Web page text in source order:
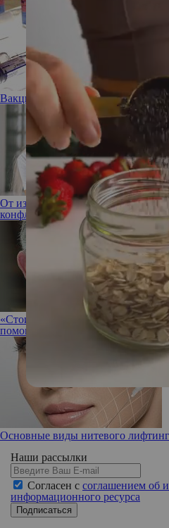
Вакцинация против гриппа
От избегания до соперничества:
конфликтного общения
«Стоит весь красный и без
помогает Карлу III избавиться от
Основные виды нитевого
Наши рассылки
Согласен с соглашением об
информационного ресурса
Подписаться